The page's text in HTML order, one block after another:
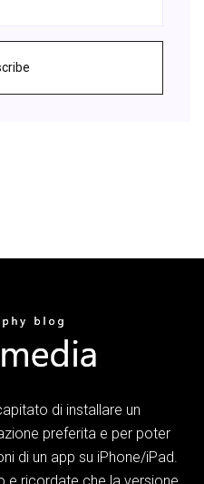
di installare un
preferita e per poter
di un app su iPhone/iPad.